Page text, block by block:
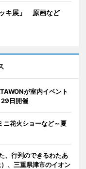
キ展」 原画など
が室内イベント
29日開催
ニ花火ショーなど～夏
、行列のできるわたあ
、三重県津市のイオン